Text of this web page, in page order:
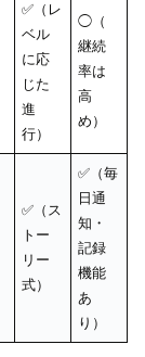
✅（レ
ベル
に応
じた
進
行）
◯（
継続
率は
高
め）
✅（ス
トー
リー
式）
✅（毎
日通
知・
記録
機能
あ
り）